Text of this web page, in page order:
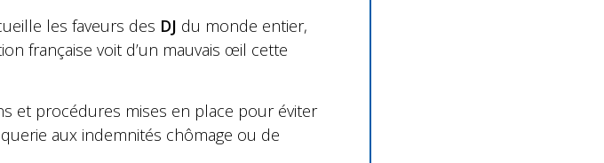
les faveurs des DJ du monde entier,
française voit d’un mauvais œil cette
et procédures mises en place pour éviter
aux indemnités chômage ou de